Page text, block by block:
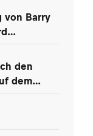
von Barry
den
dem